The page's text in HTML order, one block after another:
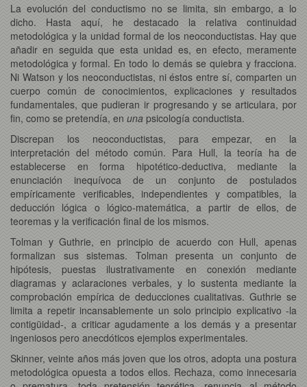
La evolución del conductismo no se limita, sin embargo, a lo
dicho. Hasta aquí, he destacado la relativa continuidad
metodológica y la unidad formal de los neoconductistas. Hay que
añadir en seguida que esta unidad es, en efecto, meramente
metodológica y formal. En todo lo demás se quiebra y fracciona.
Ni Watson y los neoconductistas, ni éstos entre sí, comparten un
cuerpo común de conocimientos, explicaciones y resultados
fundamentales, que pudieran ir progresando y se articulara, por
fin, como se pretendía, en una psicología conductista.
Discrepan los neoconductistas, para empezar, en la
interpretación del método común. Para Hull, la teoría ha de
establecerse en forma hipotético-deductiva, mediante la
enunciación inequívoca de un conjunto de postulados
empíricamente verificables, independientes y compatibles, la
deducción lógica o lógico-matemática, a partir de ellos, de
teoremas y la verificación final de los mismos.
Tolman y Guthrie, en principio de acuerdo con Hull, apenas
formalizan sus sistemas. Tolman presenta un conjunto de
hipótesis, puestas ilustrativamente en conexión mediante
diagramas y aclaraciones verbales, y lo sustenta mediante la
comprobación empírica de deducciones cualitativas. Guthrie se
limita a repetir incansablemente un solo principio explicativo -la
contigüidad-, a criticar agudamente a los demás y a presentar
ingeniosos pero anecdóticos ejemplos experimentales.
Skinner, veinte años más joven que los otros, adopta una postura
metodológica opuesta a todos ellos. Rechaza, como innecesaria